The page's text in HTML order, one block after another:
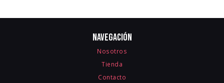
Navegación
Nosotros
Tienda
Contacto